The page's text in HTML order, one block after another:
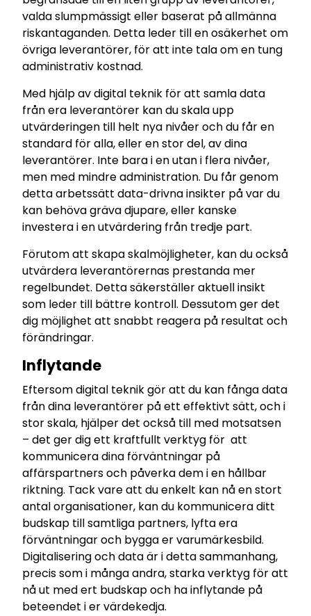
valda slumpmässigt eller baserat på allmänna
riskantaganden. Detta leder till en osäkerhet om
övriga leverantörer, för att inte tala om en tung
administrativ kostnad.
Med hjälp av digital teknik för att samla data
från era leverantörer kan du skala upp
utvärderingen till helt nya nivåer och du får en
standard för alla, eller en stor del, av dina
leverantörer. Inte bara i en utan i flera nivåer,
men med mindre administration. Du får genom
detta arbetssätt data-drivna insikter på var du
kan behöva gräva djupare, eller kanske
investera i en utvärdering från tredje part.
Förutom att skapa skalmöjligheter, kan du också
utvärdera leverantörernas prestanda mer
regelbundet. Detta säkerställer aktuell insikt
som leder till bättre kontroll. Dessutom ger det
dig möjlighet att snabbt reagera på resultat och
förändringar.
Inflytande
Eftersom digital teknik gör att du kan fånga data
från dina leverantörer på ett effektivt sätt, och i
stor skala, hjälper det också till med motsatsen
– det ger dig ett kraftfullt verktyg för att
kommunicera dina förväntningar på
affärspartners och påverka dem i en hållbar
riktning. Tack vare att du enkelt kan nå en stort
antal organisationer, kan du kommunicera ditt
budskap till samtliga partners, lyfta era
förväntningar och bygga er varumärkesbild.
Digitalisering och data är i detta sammanhang,
precis som i många andra, starka verktyg för att
nå ut med ert budskap och ha inflytande på
beteendet i er värdekedja.